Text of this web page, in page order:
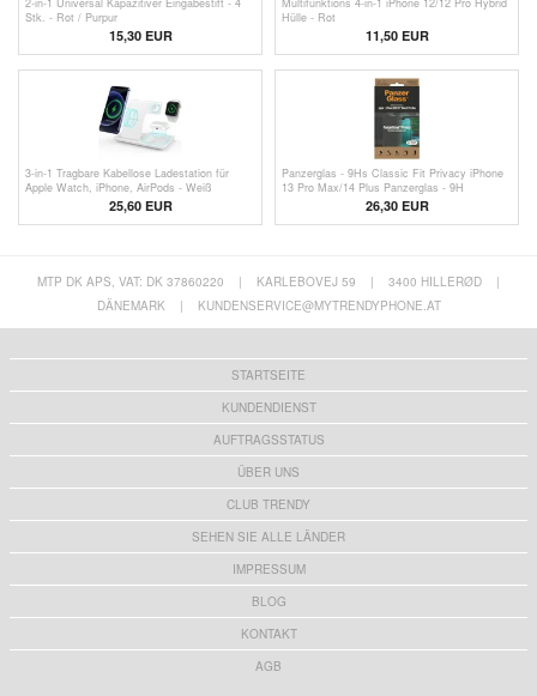
2-in-1 Universal Kapazitiver Eingabestift - 4
Stk. - Rot / Purpur
15,30 EUR
Multifunktions 4-in-1 iPhone 12/12 Pro Hybrid
Hülle - Rot
11,50 EUR
3-in-1 Tragbare Kabellose Ladestation für
Apple Watch, iPhone, AirPods - Weiß
25,60 EUR
Panzerglas - 9Hs Classic Fit Privacy iPhone
13 Pro Max/14 Plus Panzerglas - 9H
26,30 EUR
MTP DK APS, VAT: DK 37860220 | KARLEBOVEJ 59 | 3400 HILLERØD
|
DÄNEMARK
| KUNDENSERVICE@MYTRENDYPHONE.AT
STARTSEITE
KUNDENDIENST
AUFTRAGSSTATUS
ÜBER UNS
CLUB TRENDY
SEHEN SIE ALLE LÄNDER
IMPRESSUM
BLOG
KONTAKT
AGB